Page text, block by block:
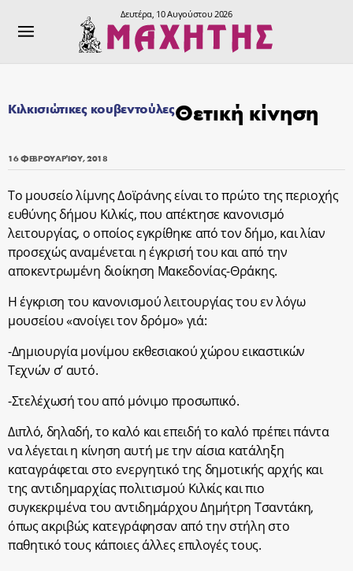
Δευτέρα, 10 Αυγούστου 2026
Κιλκισιώτικες κουβεντούλεςΘετική κίνηση
16 ΦΕΒΡΟΥΑΡΊΟΥ, 2018
Το μουσείο λίμνης Δοϊράνης είναι το πρώτο της περιοχής
ευθύνης δήμου Κιλκίς, που απέκτησε κανονισμό
λειτουργίας, ο οποίος εγκρίθηκε από τον δήμο, και λίαν
προσεχώς αναμένεται η έγκρισή του και από την
αποκεντρωμένη διοίκηση Μακεδονίας-Θράκης.
Η έγκριση του κανονισμού λειτουργίας του εν λόγω
μουσείου «ανοίγει τον δρόμο» γιά:
-Δημιουργία μονίμου εκθεσιακού χώρου εικαστικών
Τεχνών σ’ αυτό.
-Στελέχωσή του από μόνιμο προσωπικό.
Διπλό, δηλαδή, το καλό και επειδή το καλό πρέπει πάντα
να λέγεται η κίνηση αυτή με την αίσια κατάληξη
καταγράφεται στο ενεργητικό της δημοτικής αρχής και
της αντιδημαρχίας πολιτισμού Κιλκίς και πιο
συγκεκριμένα του αντιδημάρχου Δημήτρη Τσαντάκη,
όπως ακριβώς κατεγράφησαν από την στήλη στο
παθητικό τους κάποιες άλλες επιλογές τους.